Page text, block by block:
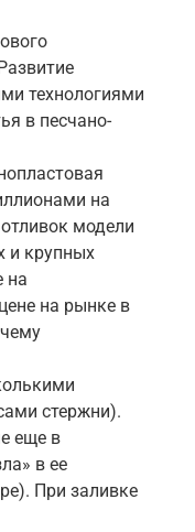
технологиями
в песчано-
на
модели
и крупных
на
на рынке в
стержни).
еще в
в ее
При заливке